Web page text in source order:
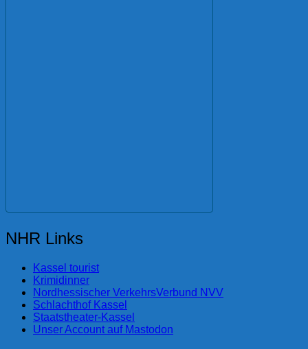
NHR Links
Kassel tourist
Krimidinner
Nordhessischer VerkehrsVerbund NVV
Schlachthof Kassel
Staatstheater-Kassel
Unser Account auf Mastodon